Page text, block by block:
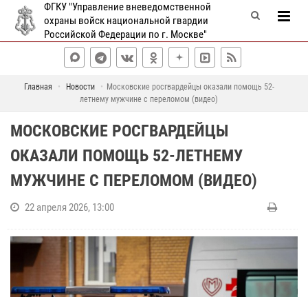
ФГКУ "Управление вневедомственной
охраны войск национальной гвардии
Российской Федерации по г. Москве"
Главная Новости
Московские росгвардейцы оказали помощь 52-
летнему мужчине с переломом (видео)
МОСКОВСКИЕ РОСГВАРДЕЙЦЫ
ОКАЗАЛИ ПОМОЩЬ 52-ЛЕТНЕМУ
МУЖЧИНЕ С ПЕРЕЛОМОМ (ВИДЕО)
22 апреля 2026, 13:00